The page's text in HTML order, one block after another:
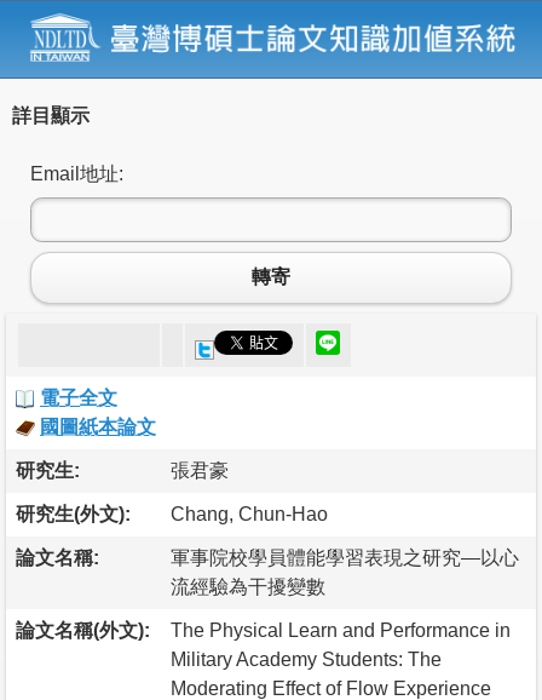
詳目顯示
Email地址:
轉寄
電子全文
國圖紙本論文
研究生: 張君豪
研究生(外文): Chang, Chun-Hao
論文名稱:
軍事院校學員體能學習表現之研究—以心
流經驗為干擾變數
論文名稱(外文):
The Physical Learn and Performance in
Military Academy Students: The
Moderating Effect of Flow Experience